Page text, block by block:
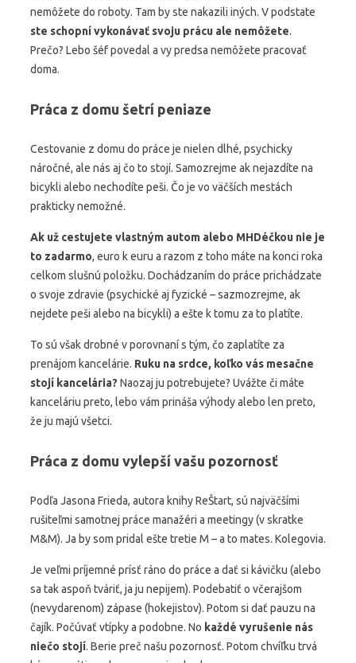
nemôžete do roboty. Tam by ste nakazili iných. V podstate
ste schopní vykonávať svoju prácu ale nemôžete.
Prečo? Lebo šéf povedal a vy predsa nemôžete pracovať
doma.
Práca z domu šetrí peniaze
Cestovanie z domu do práce je nielen dlhé, psychicky
náročné, ale nás aj čo to stojí. Samozrejme ak nejazdíte na
bicykli alebo nechodíte peši. Čo je vo väčších mestách
prakticky nemožné.
Ak už cestujete vlastným autom alebo MHDéčkou nie je
to zadarmo, euro k euru a razom z toho máte na konci roka
celkom slušnú položku. Dochádzaním do práce prichádzate
o svoje zdravie (psychické aj fyzické – sazmozrejme, ak
nejdete peši alebo na bicykli) a ešte k tomu za to platíte.
To sú však drobné v porovnaní s tým, čo zaplatíte za
prenájom kancelárie. Ruku na srdce, koľko vás mesačne
stojí kancelária? Naozaj ju potrebujete? Uvážte či máte
kanceláriu preto, lebo vám prináša výhody alebo len preto,
že ju majú všetci.
Práca z domu vylepší vašu pozornosť
Podľa Jasona Frieda, autora knihy ReŠtart, sú najväčšími
rušiteľmi samotnej práce manažéri a meetingy (v skratke
M&M). Ja by som pridal ešte tretie M – a to mates. Kolegovia.
Je veľmi príjemné prísť ráno do práce a dať si kávičku (alebo
sa tak aspoň tváriť, ja ju nepijem). Podebatiť o včerajšom
(nevydarenom) zápase (hokejistov). Potom si dať pauzu na
čajík. Počúvať vtípky a podobne. No každé vyrušenie nás
niečo stojí. Berie preč našu pozornosť. Potom chvíľku trvá